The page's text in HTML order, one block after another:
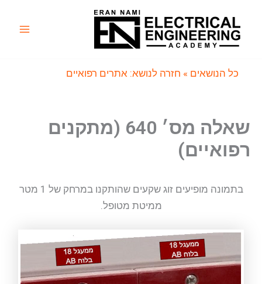
כל הנושאים » חזרה לנושא: אתרים רפואיים
שאלה מס׳ 640 (מתקנים
רפואיים)
בתמונה מופיעים זוג שקעים שהותקנו במרחק של 1 מטר
ממיטת מטופל.